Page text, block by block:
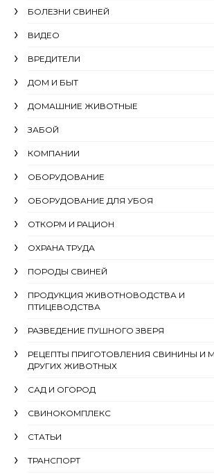
БОЛЕЗНИ СВИНЕЙ
ВИДЕО
ВРЕДИТЕЛИ
ДОМ И БЫТ
ДОМАШНИЕ ЖИВОТНЫЕ
ЗАБОЙ
КОМПАНИИ
ОБОРУДОВАНИЕ
ОБОРУДОВАНИЕ ДЛЯ УБОЯ
ОТКОРМ И РАЦИОН
ОХРАНА ТРУДА
ПОРОДЫ СВИНЕЙ
ПРОДУКЦИЯ ЖИВОТНОВОДСТВА И
ПТИЦЕВОДСТВА
РАЗВЕДЕНИЕ ПУШНОГО ЗВЕРЯ
РЕЦЕПТЫ ПРИГОТОВЛЕНИЯ СВИНИНЫ И
ДРУГИХ ЖИВОТНЫХ
САД И ОГОРОД
СВИНОКОМПЛЕКС
СТАТЬИ
ТРАНСПОРТ